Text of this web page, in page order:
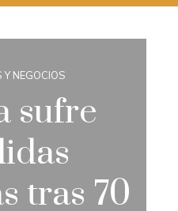
Y NEGOCIOS
sufre
tras 70